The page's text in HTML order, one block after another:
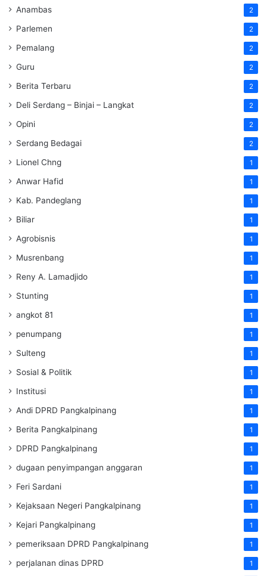
Anambas 2
Parlemen 2
Pemalang 2
Guru 2
Berita Terbaru 2
Deli Serdang – Binjai – Langkat 2
Opini 2
Serdang Bedagai 2
Lionel Chng 1
Anwar Hafid 1
Kab. Pandeglang 1
Biliar 1
Agrobisnis 1
Musrenbang 1
Reny A. Lamadjido 1
Stunting 1
angkot 81 1
penumpang 1
Sulteng 1
Sosial & Politik 1
Institusi 1
Andi DPRD Pangkalpinang 1
Berita Pangkalpinang 1
DPRD Pangkalpinang 1
dugaan penyimpangan anggaran 1
Feri Sardani 1
Kejaksaan Negeri Pangkalpinang 1
Kejari Pangkalpinang 1
pemeriksaan DPRD Pangkalpinang 1
perjalanan dinas DPRD 1